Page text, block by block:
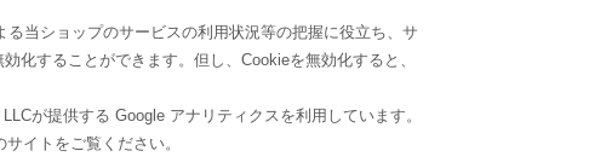
当ショップのサービスの利用状況等の把握に役立ち、サ
化することができます。但し、Cookieを無効化すると、
が提供する Google アナリティクスを利用しています。
イトをご覧ください。